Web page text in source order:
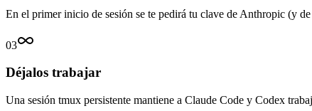
En el primer inicio de sesión se te pedirá tu clave de Anthropic (y
03
Déjalos trabajar
Una sesión tmux persistente mantiene a Claude Code y Codex